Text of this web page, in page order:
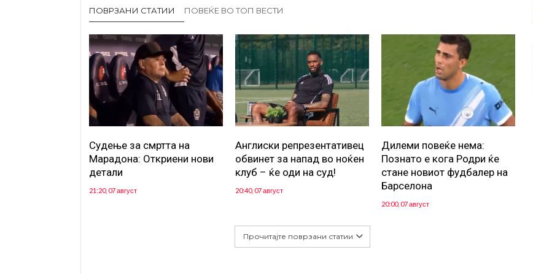
ПОВРЗАНИ СТАТИИ ПОВЕЌЕ ВО ТОП ВЕСТИ
Судење за смртта на
Марадона: Откриени нови
детали
21:20, 07 август
Англиски репрезентативец
обвинет за напад во ноќен
клуб – ќе оди на суд!
20:40, 07 август
Дилеми повеќе нема:
Познато е кога Родри ќе
стане новиот фудбалер на
Барселона
20:00, 07 август
Прочитајте поврзани статии